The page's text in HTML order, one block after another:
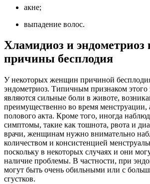
акне;
выпадение волос.
Хламидиоз и эндометриоз
причины бесплодия
У некоторых женщин причиной
эндометриоз. Типичным признаком этого
являются сильные боли в животе,
преимущественно во время менструации,
полового акта. Кроме того, иногда
симптомы, такие как тошнота, рвота и
врачи, женщинам нужно внимательно
количеством и консистенцией
поскольку в некоторых случаях и они
наличие проблемы. В частности, при
могут быть очень обильными или с
сгустков.